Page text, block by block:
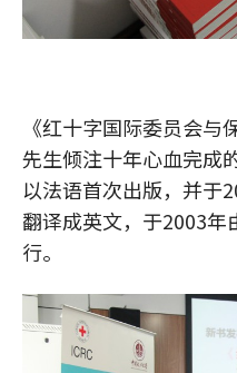
《红十字国际委员会
先生倾注十年心血完成
以法语首次出版，并于
翻译成英文，于2003年
行。